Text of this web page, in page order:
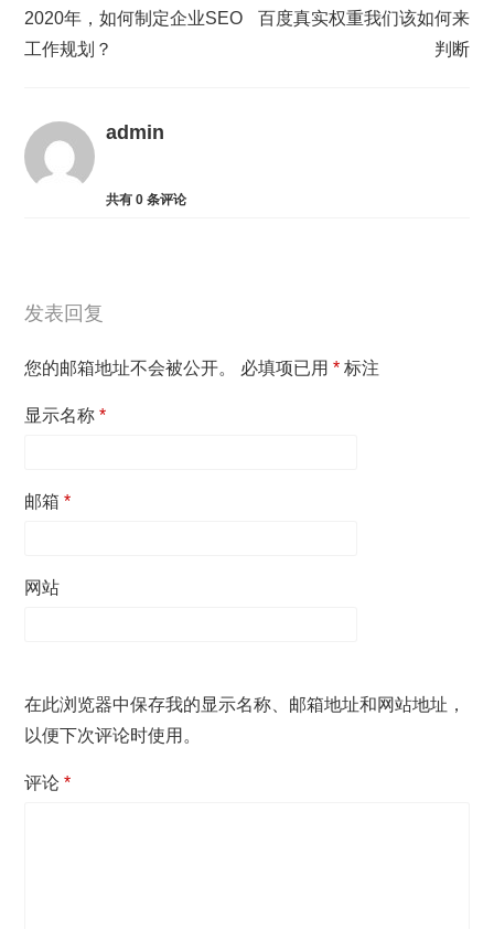
2020年，如何制定企业SEO
工作规划？
百度真实权重我们该如何来
判断
admin
共有0 条评论
发表回复
您的邮箱地址不会被公开。 必填项已用* 标注
显示名称*
邮箱*
网站
在此浏览器中保存我的显示名称、邮箱地址和网站地址，
以便下次评论时使用。
评论*